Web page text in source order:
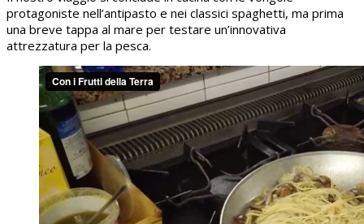
protagoniste nell’antipasto e nei classici spaghetti, ma prima
una breve tappa al mare per testare un’innovativa
attrezzatura per la pesca.